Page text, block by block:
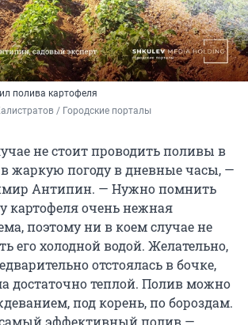
полива картофеля
/ Городские порталы
не стоит проводить поливы в
жаркую погоду в дневные часы, —
Антипин. — Нужно помнить
картофеля очень нежная
поэтому ни в коем случае не
его холодной водой. Желательно,
отстоялась в бочке,
достаточно теплой. Полив можно
под корень, по бороздам.
эффективный полив —